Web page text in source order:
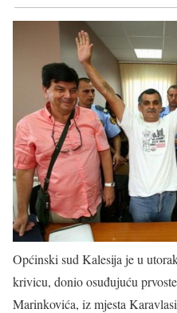
Općinski sud Kalesija je u
krivicu, donio osuđujuću
Marinkovića, iz mjesta